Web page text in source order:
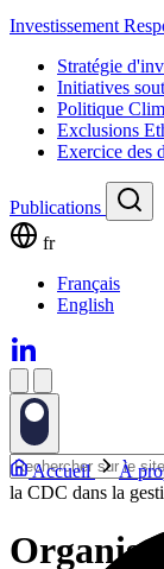
Investissement
Stratégie
Initiatives
Politique
Exclusions
Exercice des
Publications
fr
Français
English
Accueil À
la CDC dans la